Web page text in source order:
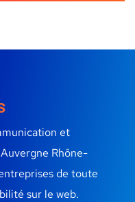
et
Rhône-
de toute
sur le web.